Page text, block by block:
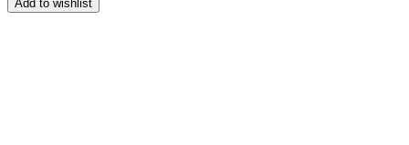
Add to wishlist